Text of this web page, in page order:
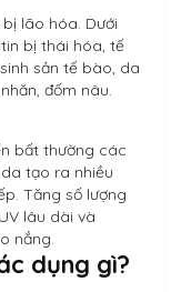
lão hóa. Dưới
bị thái hóa, tế
sản tế bào, da
đốm nâu.
bất thường các
tạo ra nhiều
Tăng số lượng
lâu dài và
nắng.
dụng gì?